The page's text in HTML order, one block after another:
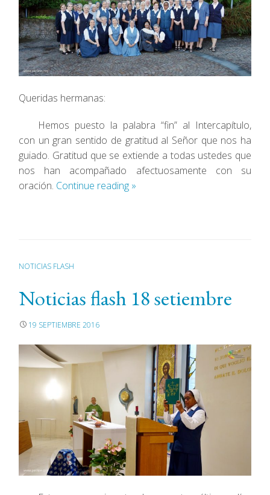
Queridas hermanas:
Hemos puesto la palabra “fin” al Intercapítulo,
con un gran sentido de gratitud al Señor que nos ha
guiado. Gratitud que se extiende a todas ustedes que
nos han acompañado afectuosamente con su
oración. Continue reading »
NOTICIAS FLASH
Noticias flash 18 setiembre
19 SEPTIEMBRE 2016